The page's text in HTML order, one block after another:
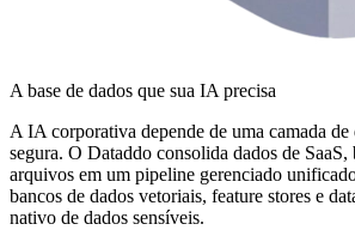
A base de dados que sua IA precisa
A IA corporativa depende de uma camada de
segura. O Dataddo consolida dados de SaaS,
arquivos em um pipeline gerenciado
bancos de dados vetoriais, feature stores e
nativo de dados sensíveis.